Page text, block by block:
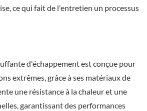
ce qui fait de l'entretien un processus
d'échappement est conçue pour
extrêmes, grâce à ses matériaux de
une résistance à la chaleur et une
garantissant des performances